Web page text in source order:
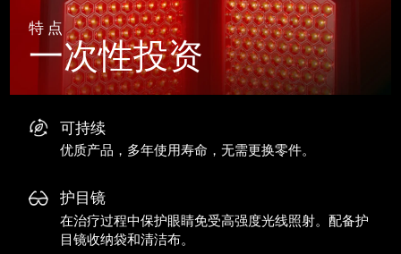
特点
一次性投资
可持续
优质产品，多年使用寿命，无需更换零件。
护目镜
在治疗过程中保护眼睛免受高强度光线照射。配备护
目镜收纳袋和清洁布。